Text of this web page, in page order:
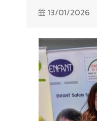
13/01/2026